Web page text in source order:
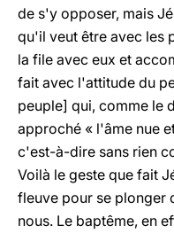
de s'y opposer, mais
qu'il veut être avec les
la file avec eux et
fait avec l'attitude du
peuple] qui, comme le
approché « l'âme nue
c'est-à-dire sans rien
Voilà le geste que fait
fleuve pour se plonger
nous. Le baptême, en